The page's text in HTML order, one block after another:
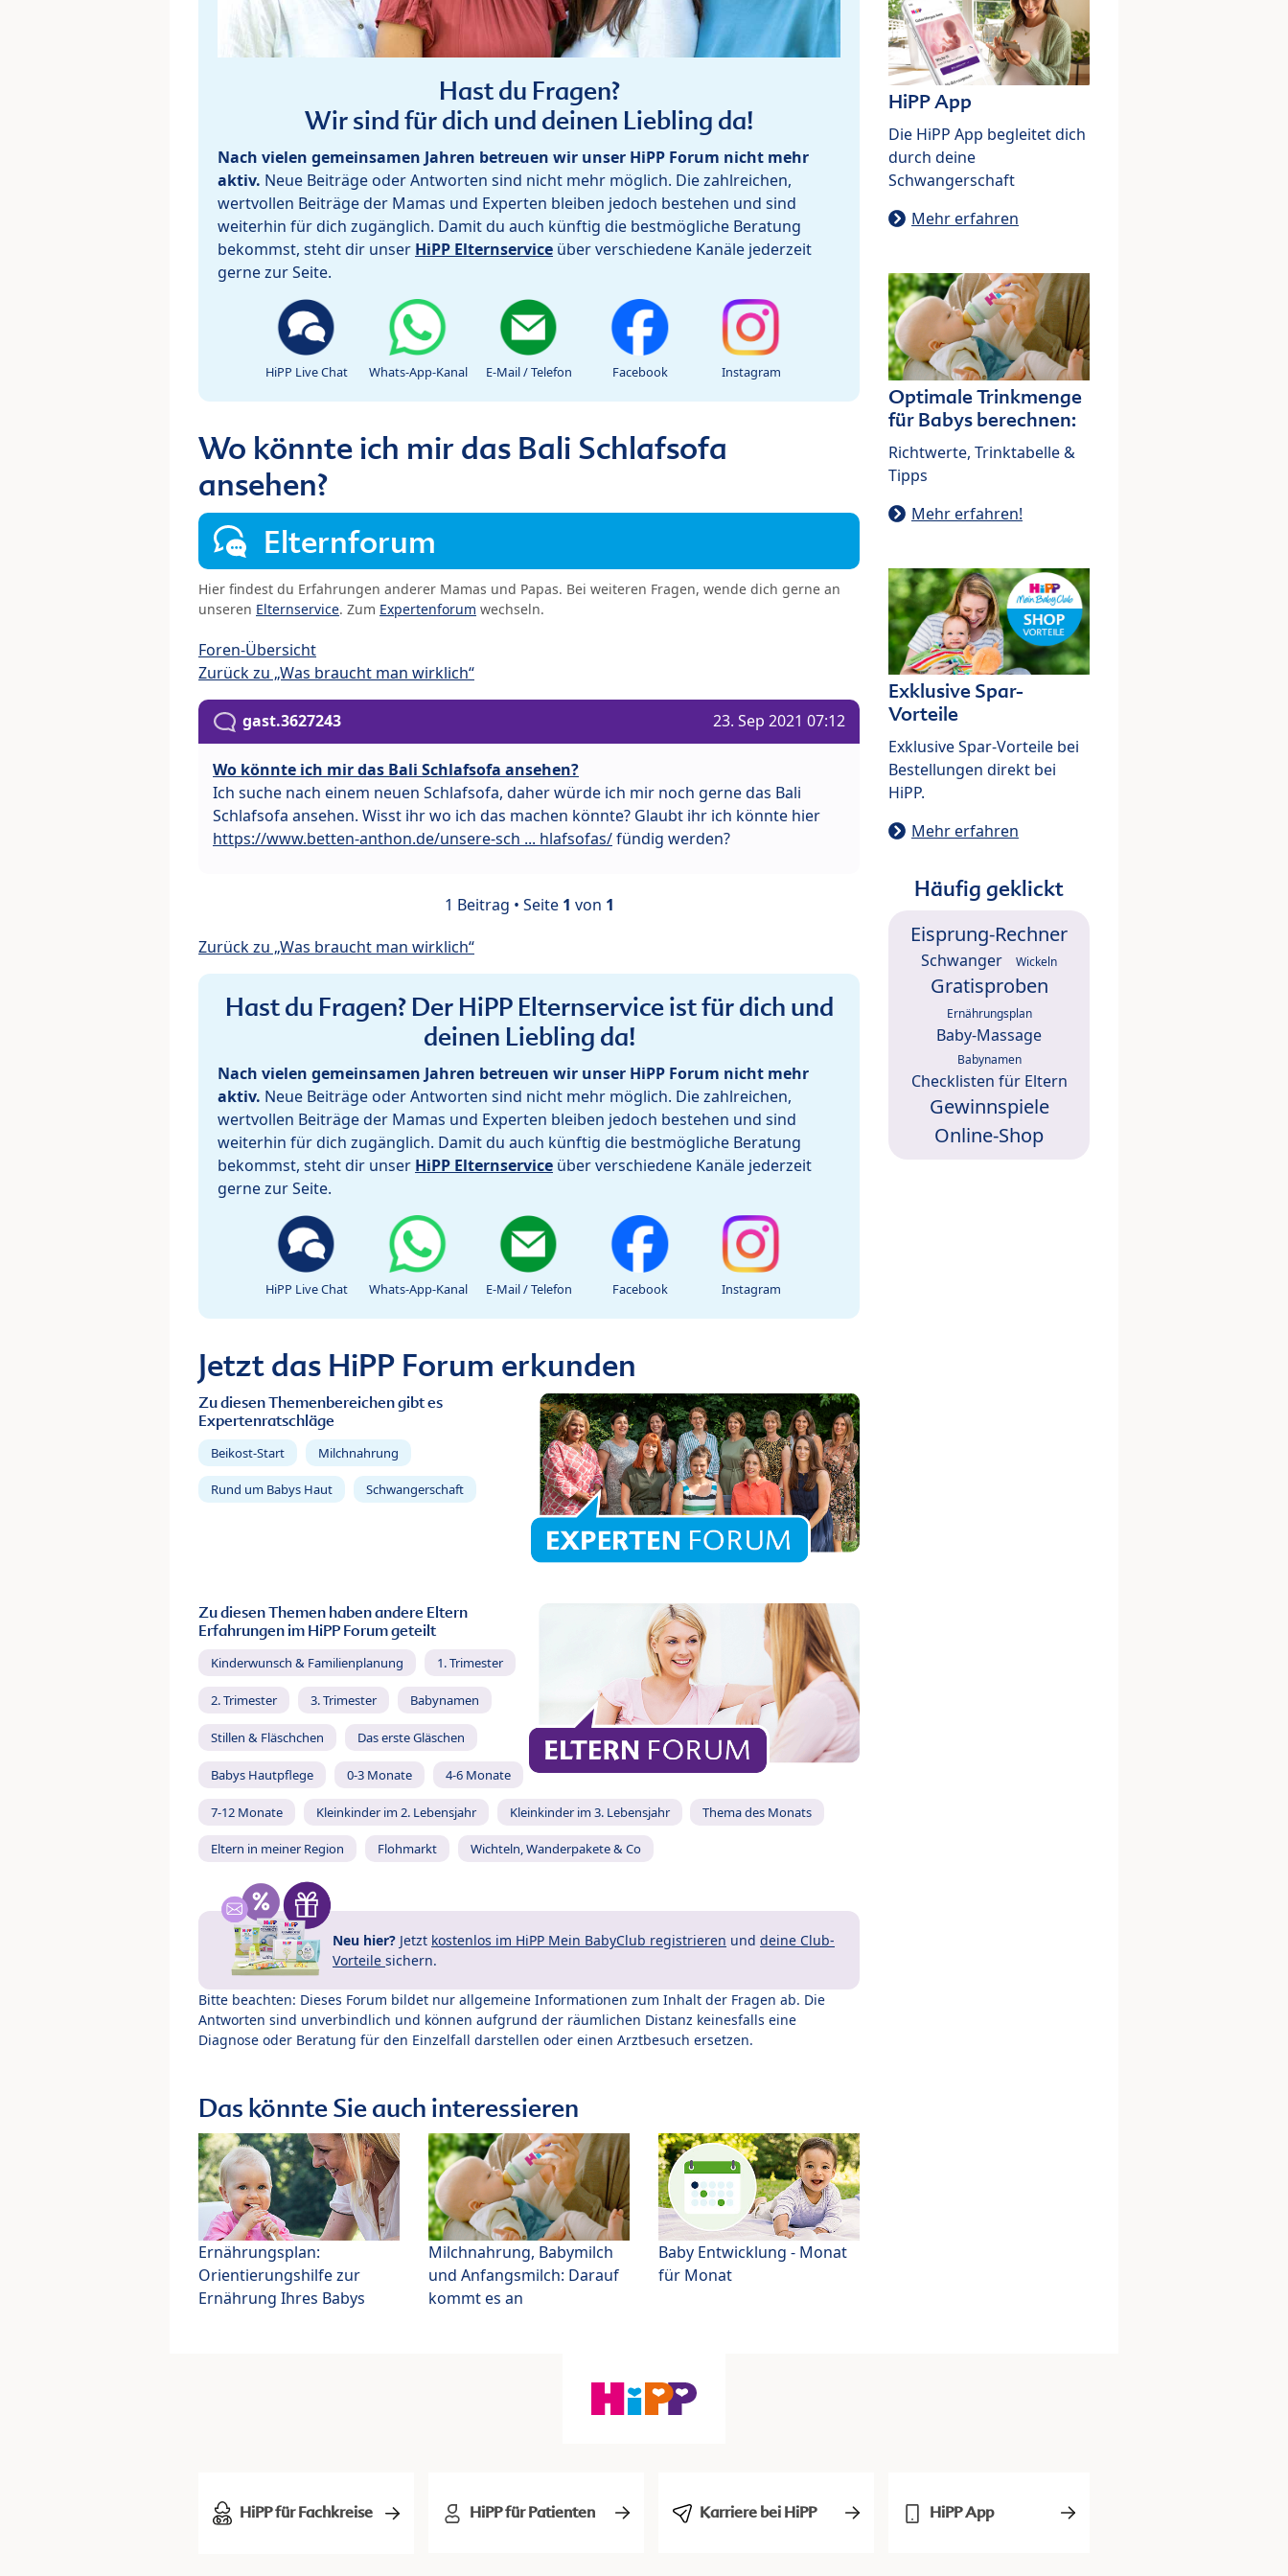
Hast du Fragen?
Wir sind für dich und deinen Liebling da!
Nach vielen gemeinsamen Jahren betreuen wir unser HiPP Forum nicht mehr
aktiv. Neue Beiträge oder Antworten sind nicht mehr möglich. Die zahlreichen,
wertvollen Beiträge der Mamas und Experten bleiben jedoch bestehen und sind
weiterhin für dich zugänglich. Damit du auch künftig die bestmögliche Beratung
bekommst, steht dir unser HiPP Elternservice über verschiedene Kanäle jederzeit
gerne zur Seite.
HiPP Live Chat Whats-App-Kanal E-Mail / Telefon Facebook Instagram
Wo könnte ich mir das Bali Schlafsofa
ansehen?
Elternforum
Hier findest du Erfahrungen anderer Mamas und Papas. Bei weiteren Fragen, wende dich gerne an
unseren Elternservice. Zum Expertenforum wechseln.
Foren-Übersicht
Zurück zu „Was braucht man wirklich“
gast.3627243 23. Sep 2021 07:12
Wo könnte ich mir das Bali Schlafsofa ansehen?
Ich suche nach einem neuen Schlafsofa, daher würde ich mir noch gerne das Bali
Schlafsofa ansehen. Wisst ihr wo ich das machen könnte? Glaubt ihr ich könnte hier
https://www.betten-anthon.de/unsere-sch ... hlafsofas/fündig werden?
1 Beitrag • Seite 1 von 1
Zurück zu „Was braucht man wirklich“
Hast du Fragen? Der HiPP Elternservice ist für dich und
deinen Liebling da!
Nach vielen gemeinsamen Jahren betreuen wir unser HiPP Forum nicht mehr
aktiv. Neue Beiträge oder Antworten sind nicht mehr möglich. Die zahlreichen,
wertvollen Beiträge der Mamas und Experten bleiben jedoch bestehen und sind
weiterhin für dich zugänglich. Damit du auch künftig die bestmögliche Beratung
bekommst, steht dir unser HiPP Elternservice über verschiedene Kanäle jederzeit
gerne zur Seite.
HiPP Live Chat Whats-App-Kanal E-Mail / Telefon Facebook Instagram
Jetzt das HiPP Forum erkunden
Zu diesen Themenbereichen gibt es
Expertenratschläge
Beikost-Start Milchnahrung
Rund um Babys Haut Schwangerschaft
Zu diesen Themen haben andere Eltern
Erfahrungen im HiPP Forum geteilt
Kinderwunsch & Familienplanung 1. Trimester
2. Trimester 3. Trimester Babynamen
Stillen & Fläschchen Das erste Gläschen
Babys Hautpflege 0-3 Monate 4-6 Monate
7-12 Monate Kleinkinder im 2. Lebensjahr Kleinkinder im 3. Lebensjahr Thema des Monats
Eltern in meiner Region Flohmarkt Wichteln, Wanderpakete & Co
Neu hier? Jetzt kostenlos im HiPP Mein BabyClub registrieren und deine Club-
Vorteile sichern.
Bitte beachten: Dieses Forum bildet nur allgemeine Informationen zum Inhalt der Fragen ab. Die
Antworten sind unverbindlich und können aufgrund der räumlichen Distanz keinesfalls eine
Diagnose oder Beratung für den Einzelfall darstellen oder einen Arztbesuch ersetzen.
Das könnte Sie auch interessieren
Ernährungsplan:
Orientierungshilfe zur
Ernährung Ihres Babys
Milchnahrung, Babymilch
und Anfangsmilch: Darauf
kommt es an
Baby Entwicklung - Monat
für Monat
HiPP App
Die HiPP App begleitet dich
durch deine
Schwangerschaft
Mehr erfahren
Optimale Trinkmenge
für Babys berechnen:
Richtwerte, Trinktabelle &
Tipps
Mehr erfahren!
Exklusive Spar-
Vorteile
Exklusive Spar-Vorteile bei
Bestellungen direkt bei
HiPP.
Mehr erfahren
Häufig geklickt
Eisprung-Rechner
Schwanger Wickeln
Gratisproben
Ernährungsplan
Baby-Massage
Babynamen
Checklisten für Eltern
Gewinnspiele
Online-Shop
HiPP für Fachkreise HiPP für Patienten Karriere bei HiPP HiPP App